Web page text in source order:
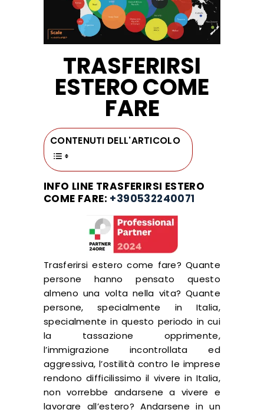
TRASFERIRSI
ESTERO COME
FARE
CONTENUTI DELL'ARTICOLO
INFO LINE TRASFERIRSI ESTERO
COME FARE: +390532240071
Trasferirsi estero come fare? Quante
persone hanno pensato questo
almeno una volta nella vita? Quante
persone, specialmente in Italia,
specialmente in questo periodo in cui
la tassazione opprimente,
l’immigrazione incontrollata ed
aggressiva, l’ostilità contro le imprese
rendono difficilissimo il vivere in Italia,
non vorrebbe andarsene a vivere e
lavorare all’estero? Andarsene in un